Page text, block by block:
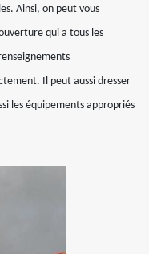
Ainsi, on peut vous
qui a tous les
Il peut aussi dresser
les équipements appropriés